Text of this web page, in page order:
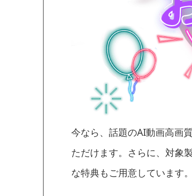
今なら、話題のAI動画高画
ただけます。さらに、対象
な特典もご用意しています。